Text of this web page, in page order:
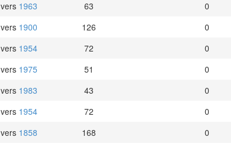
vers 1963 63
0
vers 1900 126
0
vers 1954 72
0
vers 1975 51
0
vers 1983 43
0
vers 1954 72
0
vers 1858 168
0